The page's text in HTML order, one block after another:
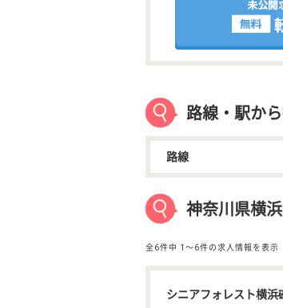
路線・駅か
路線
神奈川県横
全6件中 1〜6件の求人情報を表示
シニアフォレスト横浜